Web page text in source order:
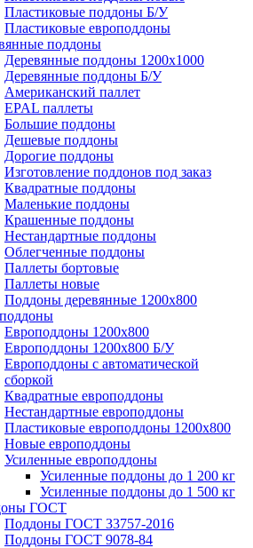
Пластиковые поддоны Б/У
Пластиковые европоддоны
поддоны
Деревянные поддоны 1200х1000
Деревянные поддоны Б/У
Американский паллет
EPAL паллеты
Большие поддоны
Дешевые поддоны
Дорогие поддоны
Изготовление поддонов под заказ
Квадратные поддоны
Маленькие поддоны
Крашенные поддоны
Нестандартные поддоны
Облегченные поддоны
Паллеты бортовые
Паллеты новые
Поддоны деревянные 1200х800
Европоддоны 1200х800
Европоддоны 1200х800 Б/У
Европоддоны с автоматической
сборкой
Квадратные европоддоны
Нестандартные европоддоны
Пластиковые европоддоны 1200х800
Новые европоддоны
Усиленные европоддоны
Усиленные поддоны до 1 200 кг
Усиленные поддоны до 1 500 кг
ГОСТ
Поддоны ГОСТ 33757-2016
Поддоны ГОСТ 9078-84